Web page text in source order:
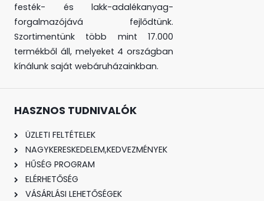
festék- és lakk-adalékanyag-
forgalmazójává fejlődtünk.
Szortimentünk több mint 17.000
termékből áll, melyeket 4 országban
kínálunk saját webáruházainkban.
HASZNOS TUDNIVALÓK
ÜZLETI FELTÉTELEK
NAGYKERESKEDELEM,KEDVEZMÉNYEK
HŰSÉG PROGRAM
ELÉRHETŐSÉG
VÁSÁRLÁSI LEHETŐSÉGEK